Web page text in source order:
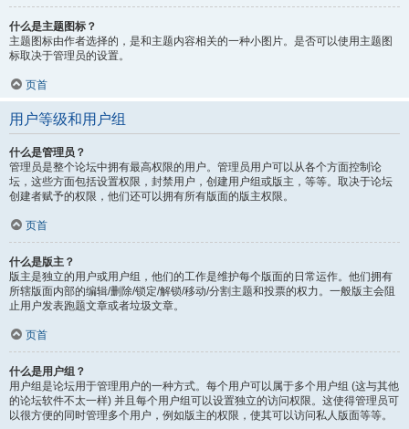
什么是主题图标？
主题图标由作者选择的，是和主题内容相关的一种小图片。是否可以使用主题图
标取决于管理员的设置。
页首
用户等级和用户组
什么是管理员？
管理员是整个论坛中拥有最高权限的用户。管理员用户可以从各个方面控制论
坛，这些方面包括设置权限，封禁用户，创建用户组或版主，等等。取决于论坛
创建者赋予的权限，他们还可以拥有所有版面的版主权限。
页首
什么是版主？
版主是独立的用户或用户组，他们的工作是维护每个版面的日常运作。他们拥有
所辖版面内部的编辑/删除/锁定/解锁/移动/分割主题和投票的权力。一般版主会阻
止用户发表跑题文章或者垃圾文章。
页首
什么是用户组？
用户组是论坛用于管理用户的一种方式。每个用户可以属于多个用户组 (这与其他
的论坛软件不太一样) 并且每个用户组可以设置独立的访问权限。这使得管理员可
以很方便的同时管理多个用户，例如版主的权限，使其可以访问私人版面等等。